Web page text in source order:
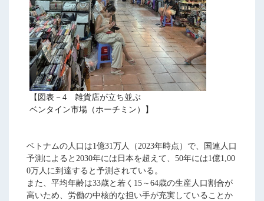
【図表－4 雑貨店が立ち並ぶ
ベンタイン市場（ホーチミン）】
ベトナムの人口は1億31万人（2023年時点）で、国連人口
予測によると2030年には日本を超えて、50年には1億1,00
0万人に到達すると予測されている。
また、平均年齢は33歳と若く15～64歳の生産人口割合が
高いため、労働の中核的な担い手が充実していることか